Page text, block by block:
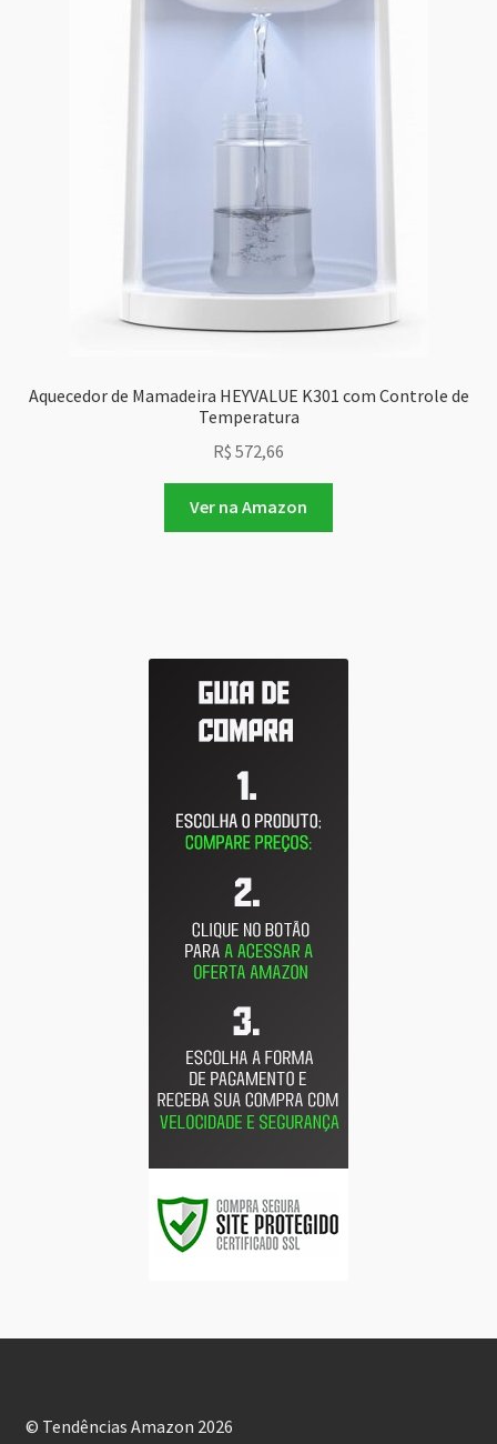
Aquecedor de Mamadeira HEYVALUE K301 com Controle de
Temperatura
R$ 572,66
Ver na Amazon
© Tendências Amazon 2026